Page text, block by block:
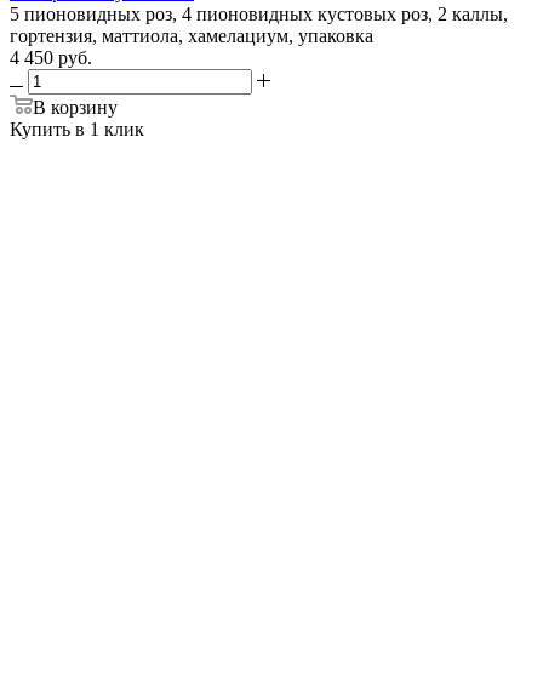
5 пионовидных роз, 4 пионовидных кустовых роз, 2 каллы,
гортензия, маттиола, хамелациум, упаковка
4 450 руб.
В корзину
Купить в 1 клик